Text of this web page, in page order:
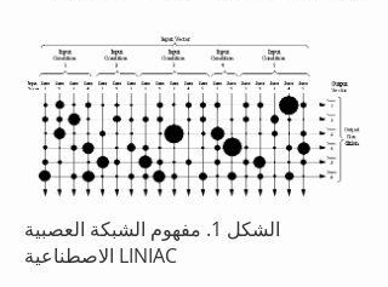
الشكل 1. مفهوم الشبكة العصبية
الاصطناعية LINIAC